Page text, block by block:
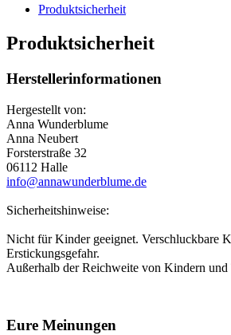
Produktsicherheit
Produktsicherheit
Herstellerinformationen
Hergestellt von:
Anna Wunderblume
Anna Neubert
Forsterstraße 32
06112 Halle
info@annawunderblume.de
Sicherheitshinweise:
Nicht für Kinder geeignet. Verschluckbare
Erstickungsgefahr.
Außerhalb der Reichweite von Kindern und
Eure Meinungen